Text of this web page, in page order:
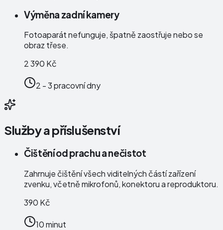
Výměna zadní kamery
Fotoaparát nefunguje, špatně zaostřuje nebo se
obraz třese.
2 390 Kč
2 - 3 pracovní dny
Služby a příslušenství
Čištění od prachu a nečistot
Zahrnuje čištění všech viditelných částí zařízení
zvenku, včetně mikrofonů, konektoru a reproduktoru.
390 Kč
10 minut